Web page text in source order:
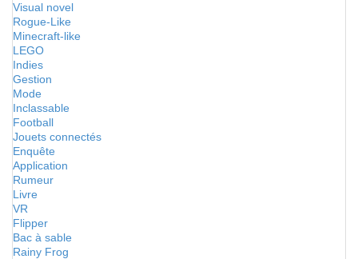
Visual novel
Rogue-Like
Minecraft-like
LEGO
Indies
Gestion
Mode
Inclassable
Football
Jouets connectés
Enquête
Application
Rumeur
Livre
VR
Flipper
Bac à sable
Rainy Frog